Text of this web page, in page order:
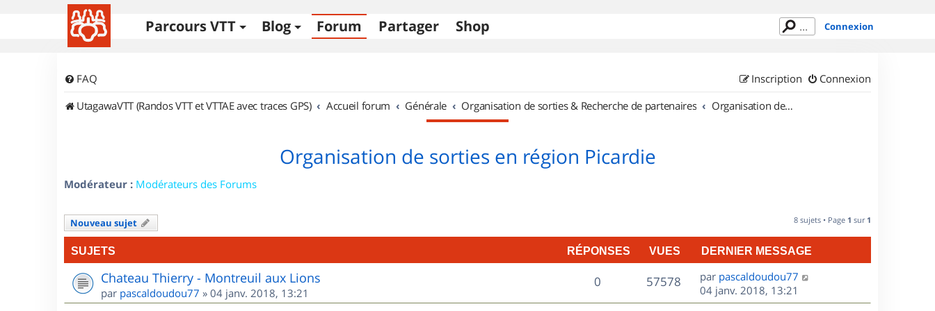
Parcours VTT Blog Forum Partager Shop Connexion
FAQ Connexion
Inscription
UtagawaVTT (Randos VTT et VTTAE avec traces GPS)
Accueil forum Générale Organisation de sorties & Recherche de partenaires Organisation de sorties en région Picardie
Organisation de sorties en région Picardie
Modérateur : Modérateurs des Forums
Nouveau sujet 8 sujets • Page 1 sur 1
SUJETS RÉPONSES VUES DERNIER MESSAGE
Chateau Thierry - Montreuil aux Lions
par pascaldoudou77 » 04 janv. 2018, 13:21
0R
é
57578V
u
D
e
r
par pascaldoudou77
04 janv. 2018, 13:21